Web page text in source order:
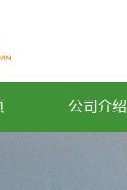
公司介绍